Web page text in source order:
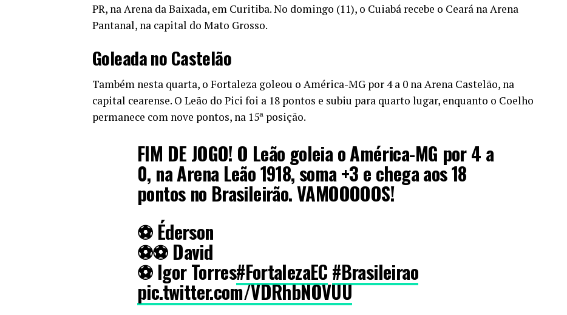
PR, na Arena da Baixada, em Curitiba. No domingo (11), o Cuiabá recebe o Ceará na Arena
Pantanal, na capital do Mato Grosso.
Goleada no Castelão
Também nesta quarta, o Fortaleza goleou o América-MG por 4 a 0 na Arena Castelão, na
capital cearense. O Leão do Pici foi a 18 pontos e subiu para quarto lugar, enquanto o Coelho
permanece com nove pontos, na 15ª posição.
FIM DE JOGO! O Leão goleia o América-MG por 4 a
0, na Arena Leão 1918, soma +3 e chega aos 18
pontos no Brasileirão. VAMOOOOOS!
⚽️ Éderson
⚽️⚽️ David
⚽️ Igor Torres#FortalezaEC #Brasileirao
pic.twitter.com/VDRhbNOVUU